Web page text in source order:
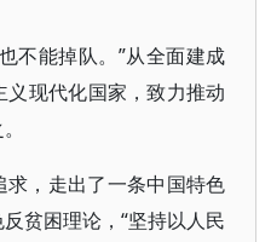
不能掉队。”从全面建成
现代化国家，致力推动
，走出了一条中国特色
贫困理论，“坚持以人民